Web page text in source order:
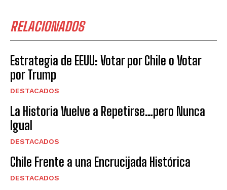
RELACIONADOS
Estrategia de EEUU: Votar por Chile o Votar
por Trump
DESTACADOS
La Historia Vuelve a Repetirse…pero Nunca
Igual
DESTACADOS
Chile Frente a una Encrucijada Histórica
DESTACADOS